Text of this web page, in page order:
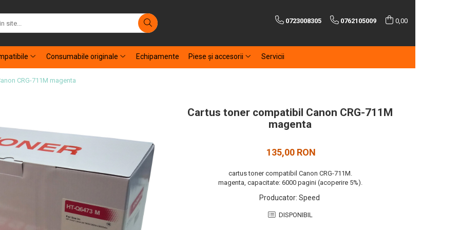
0723008305 0762105009 0,00
Consumabile originale Echipamente Piese şi accesorii Servicii
CRG-711M magenta
Cartus toner compatibil Canon CRG-711M
magenta
135,00 RON
cartus toner compatibil Canon CRG-711M.
magenta, capacitate: 6000 pagini (acoperire 5%).
Producator: Speed
DISPONIBIL